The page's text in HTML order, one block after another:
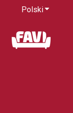
PolskiPokaż